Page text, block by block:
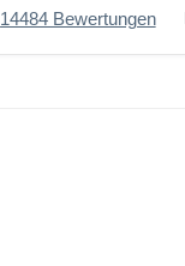
14484 Bewertungen